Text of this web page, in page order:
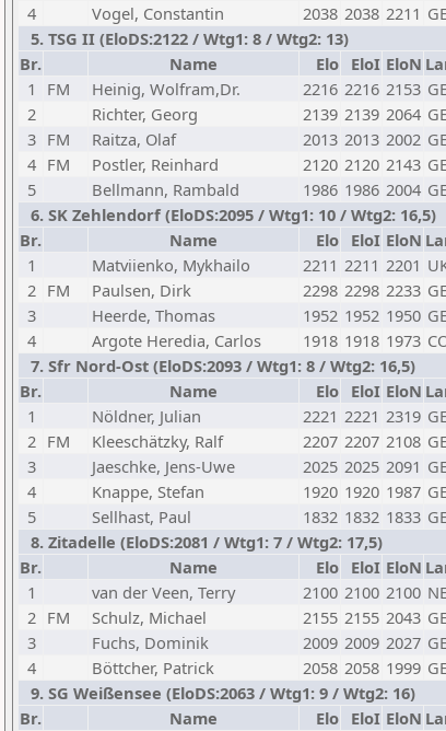
4
Vogel, Constantin 2038 2038 2211
5. TSG II (EloDS:2122 / Wtg1: 8 / Wtg2: 13)
Br.
Name Elo EloI EloN
1
FM Heinig, Wolfram,Dr. 2216 2216 2153
2
Richter, Georg 2139 2139 2064
3 FM Raitza, Olaf 2013 2013 2002
4 FM Postler, Reinhard 2120 2120 2143
5
Bellmann, Rambald 1986 1986 2004
6. SK Zehlendorf (EloDS:2095 / Wtg1: 10 / Wtg2: 16,5)
Br.
Name Elo EloI EloN
1
Matviienko, Mykhailo 2211 2211 2201
2 FM Paulsen, Dirk 2298 2298 2233
3
Heerde, Thomas 1952 1952 1950
4
Argote Heredia, Carlos 1918 1918 1973
7. Sfr Nord-Ost (EloDS:2093 / Wtg1: 8 / Wtg2: 16,5)
Br.
Name Elo EloI EloN
1
Nöldner, Julian 2221 2221 2319
2 FM Kleeschätzky, Ralf 2207 2207 2108
3
Jaeschke, Jens-Uwe 2025 2025 2091
4
Knappe, Stefan 1920 1920 1987
5
Sellhast, Paul 1832 1832 1833
8. Zitadelle (EloDS:2081 / Wtg1: 7 / Wtg2: 17,5)
Br.
Name Elo EloI EloN
1
van der Veen, Terry 2100 2100 2100
2 FM Schulz, Michael 2155 2155 2043
3
Fuchs, Dominik 2009 2009 2027
4
Böttcher, Patrick 2058 2058 1999
9. SG Weißensee (EloDS:2063 / Wtg1: 9 / Wtg2: 16)
Br.
Name Elo EloI EloN